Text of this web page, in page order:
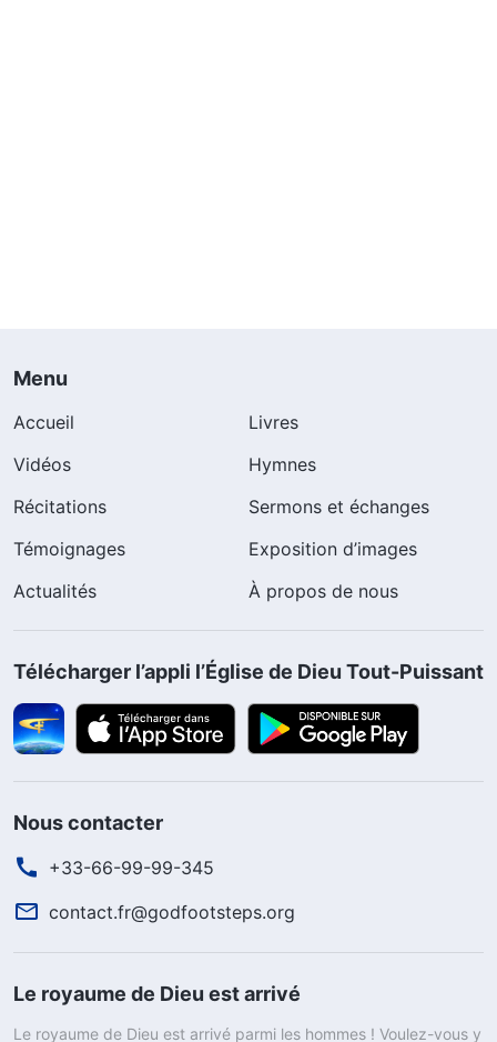
Menu
Accueil
Livres
Vidéos
Hymnes
Récitations
Sermons et échanges
Témoignages
Exposition d’images
Actualités
À propos de nous
Télécharger l’appli l’Église de Dieu Tout-Puissant
Nous contacter
+33-66-99-99-345
contact.fr@godfootsteps.org
Le royaume de Dieu est arrivé
Le royaume de Dieu est arrivé parmi les hommes ! Voulez-vous y